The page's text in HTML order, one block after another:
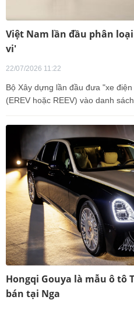
Việt Nam lần đầu phân
vi'
22/07/2026 11:22
Bộ Xây dựng lần đầu đưa "xe
(EREV hoặc REEV) vào danh
Hongqi Gouya là mẫu ô tô
bán tại Nga